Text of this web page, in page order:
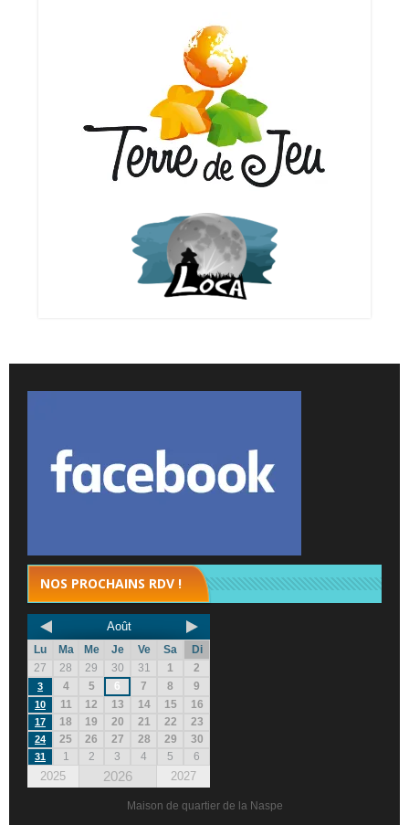
NOS PROCHAINS RDV !
Août
Lu Ma Me Je Ve Sa
Di
27
28 29 30 31 1 2
3 4 5 6 7 8 9
10 11 12 13 14 15 16
17 18 19 20 21 22 23
24 25 26 27 28 29 30
31 1 2 3 4 5 6
2025 2026 2027
Maison de quartier de la Naspe